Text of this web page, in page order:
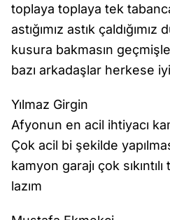
toplaya toplaya tek
astığımız astık
kusura bakmasın
bazı arkadaşlar herkese
Yılmaz Girgin
Afyonun en acil ihtiyacı
Çok acil bi şekilde
kamyon garajı çok
lazım